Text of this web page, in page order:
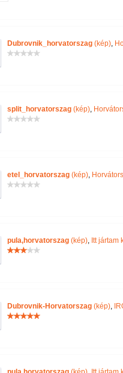
Dubrovnik_horvatorszag(kép),
split_horvatorszag(kép),
etel_horvatorszag(kép),
pula,horvatorszag(kép), Itt jártam
Dubrovnik-Horvatorszag(kép),